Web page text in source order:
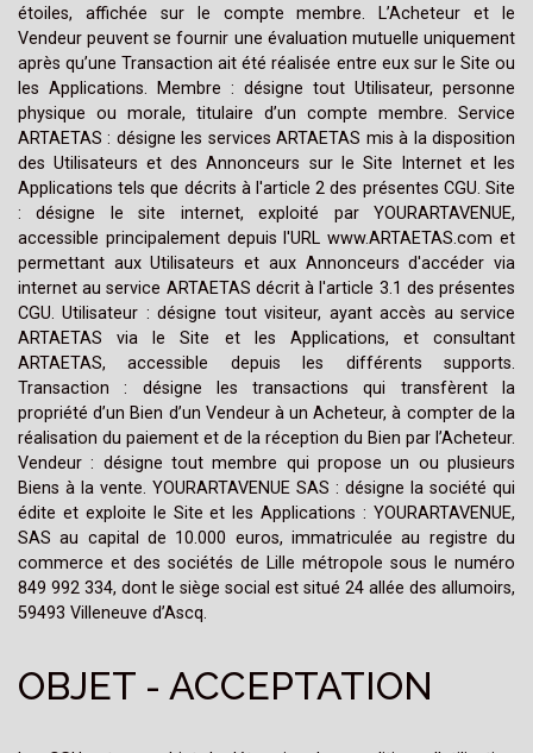
étoiles, affichée sur le compte membre. L’Acheteur et le
Vendeur peuvent se fournir une évaluation mutuelle uniquement
après qu’une Transaction ait été réalisée entre eux sur le Site ou
les Applications. Membre : désigne tout Utilisateur, personne
physique ou morale, titulaire d’un compte membre. Service
ARTAETAS : désigne les services ARTAETAS mis à la disposition
des Utilisateurs et des Annonceurs sur le Site Internet et les
Applications tels que décrits à l'article 2 des présentes CGU. Site
: désigne le site internet, exploité par YOURARTAVENUE,
accessible principalement depuis l'URL www.ARTAETAS.com et
permettant aux Utilisateurs et aux Annonceurs d'accéder via
internet au service ARTAETAS décrit à l'article 3.1 des présentes
CGU. Utilisateur : désigne tout visiteur, ayant accès au service
ARTAETAS via le Site et les Applications, et consultant
ARTAETAS, accessible depuis les différents supports.
Transaction : désigne les transactions qui transfèrent la
propriété d’un Bien d’un Vendeur à un Acheteur, à compter de la
réalisation du paiement et de la réception du Bien par l’Acheteur.
Vendeur : désigne tout membre qui propose un ou plusieurs
Biens à la vente. YOURARTAVENUE SAS : désigne la société qui
édite et exploite le Site et les Applications : YOURARTAVENUE,
SAS au capital de 10.000 euros, immatriculée au registre du
commerce et des sociétés de Lille métropole sous le numéro
849 992 334, dont le siège social est situé 24 allée des allumoirs,
59493 Villeneuve d’Ascq.
OBJET - ACCEPTATION